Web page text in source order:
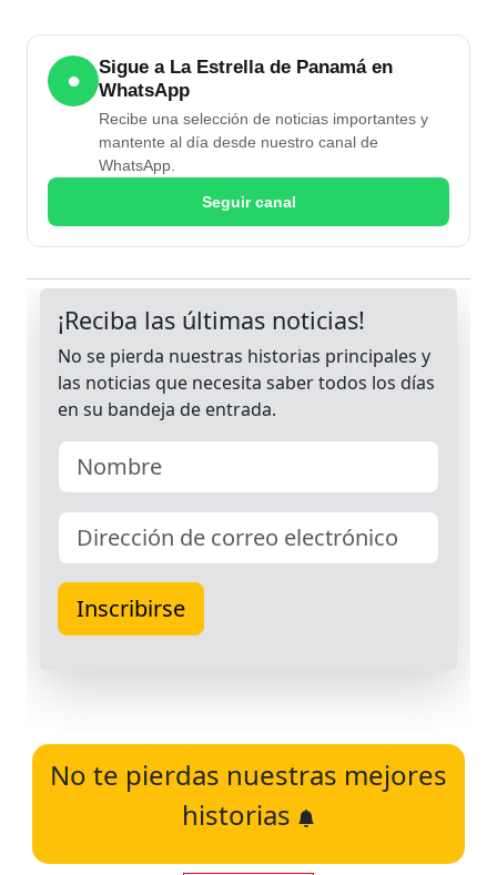
●
Sigue a La Estrella de Panamá en
WhatsApp
Recibe una selección de noticias importantes y
mantente al día desde nuestro canal de
WhatsApp.
Seguir canal
No te pierdas nuestras mejores
historias